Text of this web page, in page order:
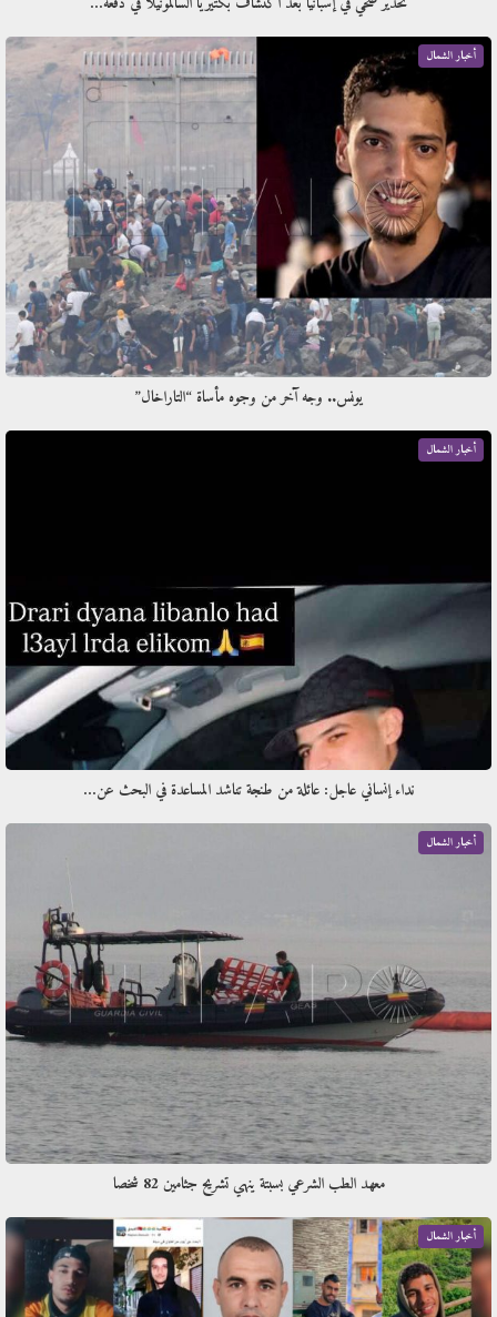
أخبار الشمال
يونس.. وجه آخر من وجوه مأساة “التاراخال”
أخبار الشمال
نداء إنساني عاجل: عائلة من طنجة تناشد المساعدة في البحث عن…
أخبار الشمال
معهد الطب الشرعي بسبتة ينهي تشريح جثامين 82 شخصا
أخبار الشمال